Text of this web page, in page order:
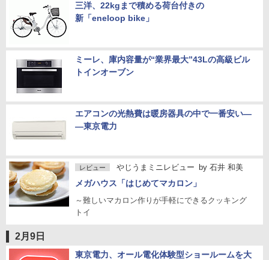
三洋、22kgまで積める荷台付きの
新「eneloop bike」
ミーレ、庫内容量が“業界最大”43Lの高級ビル
トインオーブン
エアコンの光熱費は暖房器具の中で一番安い―
―東京電力
レビュー やじうまミニレビュー by 石井 和美
メガハウス「はじめてマカロン」
～難しいマカロン作りが手軽にできるクッキング
トイ
2月9日
東京電力、オール電化体験型ショールームを大